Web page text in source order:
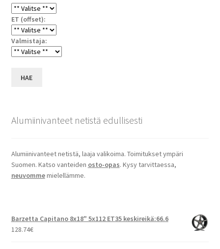
ET (offset):
Valmistaja:
HAE
Alumiinivanteet netistä edullisesti
Alumiinivanteet netistä, laaja valikoima. Toimitukset ympäri
Suomen. Katso vanteiden osto-opas. Kysy tarvittaessa,
neuvommemielellämme.
Barzetta Capitano 8x18" 5x112 ET35 keskireikä:66.6
128.74€